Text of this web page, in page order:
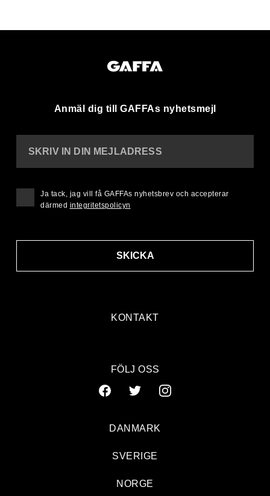
Anmäl dig till GAFFAs nyhetsmejl
KONTAKT
SKRIV IN DIN MEJLADRESS
SKICKA
Ja tack, jag vill få GAFFAs nyhetsbrev och accepterar
därmed integritetspolicyn
FÖLJ OSS
DANMARK
SVERIGE
NORGE